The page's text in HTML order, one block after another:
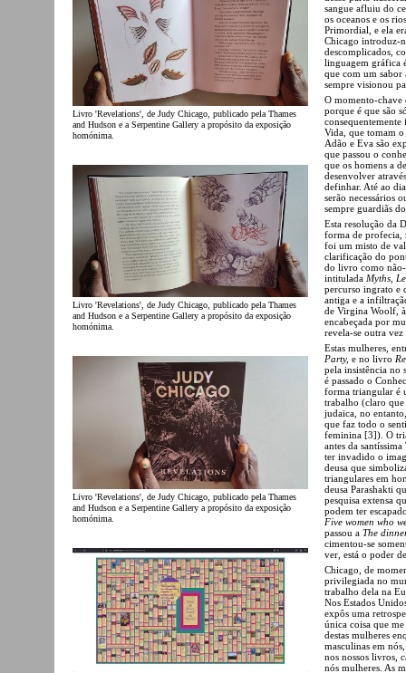
Livro 'Revelations', de Judy Chicago, publicado pela Thames
and Hudson e a Serpentine Gallery a propósito da exposição
homónima.
Livro 'Revelations', de Judy Chicago, publicado pela Thames
and Hudson e a Serpentine Gallery a propósito da exposição
homónima.
Livro 'Revelations', de Judy Chicago, publicado pela Thames
and Hudson e a Serpentine Gallery a propósito da exposição
homónima.
sangue afluiu do
os oceanos e os
Primordial, e ela
Chicago introduz-
descomplicados,
linguagem gráfica
que com um
sempre visionou
O momento-chave
porque é que são
Vida, que tomam
Adão e Eva são
que passou o
que os homens a
desenvolver
definhar. Até ao
serão necessários
sempre guardiãs
Esta resolução da
forma de profecia,
foi um misto de
clarificação do
do livro como não-
intitulada Myths,
percurso ingrato e
antiga e a
de Virgina Woolf,
encabeçada por
revela-se outra vez
Estas mulheres,
Party, e no livro
pela insistência no
é passado o
forma triangular é
trabalho (claro
judaica, no
que faz todo o
feminina [3]). O
antes da
ter invadido o
deusa que
triangulares em
deusa Parashakti
pesquisa extensa
podem ter
Five women who
passou a The
cimentou-se
ver, está o poder
Chicago, de
privilegiada no
trabalho dela na
Nos Estados
expôs uma
única coisa que
destas mulheres
masculinas em
nos nossos livros,
nós mulheres. As